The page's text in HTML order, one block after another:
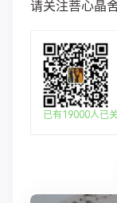
请关注菩心晶
已有19000人已